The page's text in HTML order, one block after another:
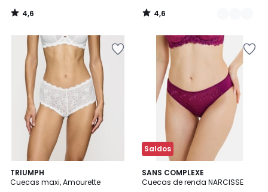
4,6
/
4,6
/
TRIUMPH
Cuecas maxi, Amourette
5
/
3
Cores
Saldos
SANS COMPLEXE
Cuecas de renda NARCISSE
4,6
/ 5
2
Cores